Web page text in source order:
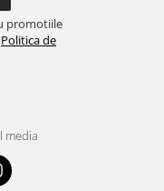
promotiile
Politica de
media